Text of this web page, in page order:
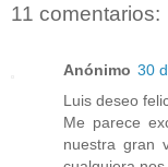
11 comentarios:
Anónimo 30
Luis deseo
Me parece
nuestra gran